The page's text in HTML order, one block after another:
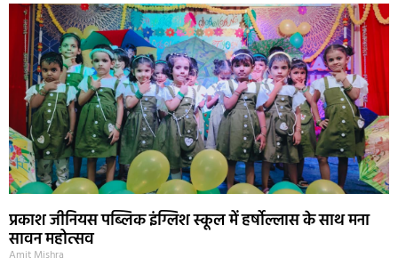
प्रकाश जीनियस पब्लिक इंग्लिश स्कूल में हर्षोल्लास के साथ मना
सावन महोत्सव
Amit Mishra